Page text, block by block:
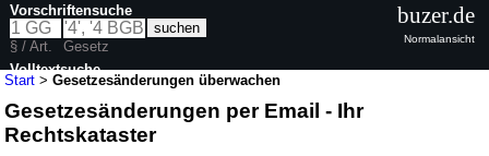
Start >Gesetzesänderungen überwachen
Gesetzesänderungen per Email - Ihr
Rechtskataster
Vorschriftensuche
§ / Art.
Gesetz
Volltextsuche
buzer.de
Normalansicht